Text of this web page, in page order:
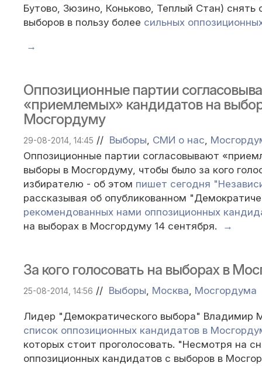
Бутово, Зюзино, Коньково, Теплый Стан) снять
выборов в пользу более сильных
→
Оппозиционные партии
«приемлемых» кандидатов на
Мосгордуму
29-08-2014, 14:45 // Выборы СМИ о нас
Оппозиционные партии согласовывают
выборы в Мосгордуму, чтобы было за кого
избирателю - об этом пишет сегодня
рассказывая об опубликованном
рекомендованных нами оппозиционных
на выборах в Мосгордуму 14 сентября.
→
За кого голосовать на выборах в
25-08-2014, 14:56 // Выборы Москва Мосгордума
Лидер "Демократического выбора" Владимир
список оппозиционных кандидатов в
которых стоит проголосовать. "Несмотря на
оппозиционных кандидатов с выборов в